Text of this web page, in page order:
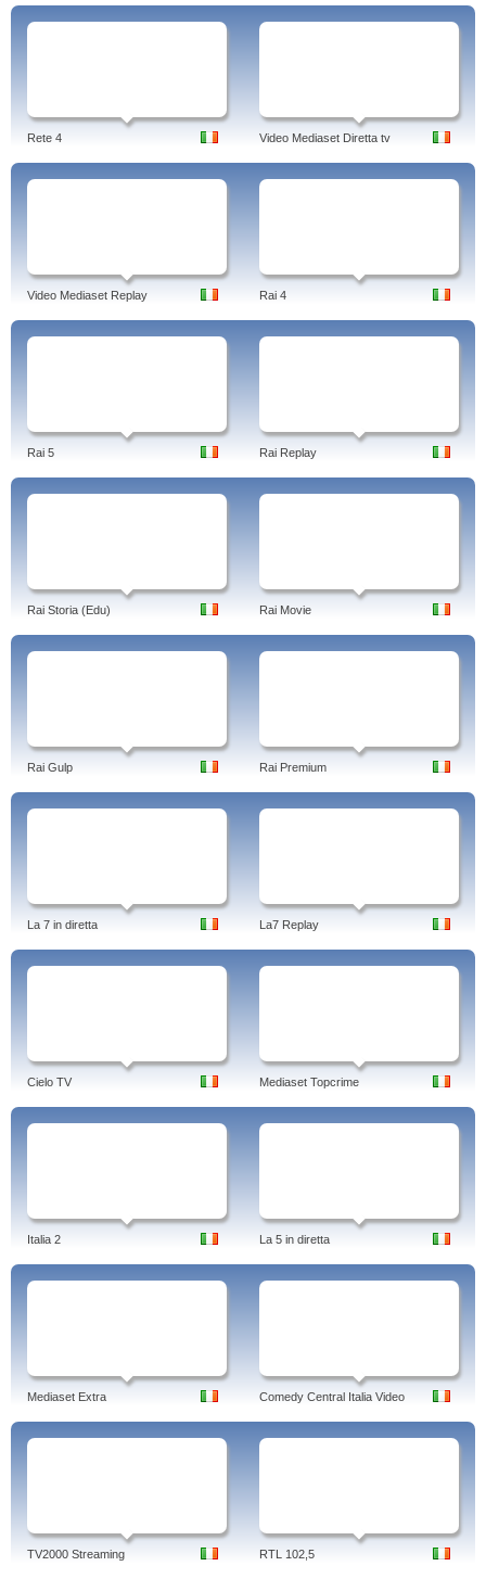
Rete 4 Video Mediaset Diretta tv
Video Mediaset Replay Rai 4
Rai 5 Rai Replay
Rai Storia (Edu) Rai Movie
Rai Gulp Rai Premium
La 7 in diretta La7 Replay
Cielo TV Mediaset Topcrime
Italia 2 La 5 in diretta
Mediaset Extra Comedy Central Italia Video
TV2000 Streaming RTL 102,5